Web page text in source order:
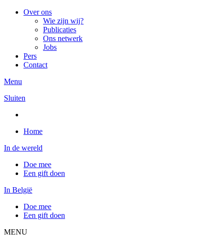
Over ons
Wie zijn wij?
Publicaties
Ons netwerk
Jobs
Pers
Contact
Menu
Sluiten
Home
In de wereld
Doe mee
Een gift doen
In België
Doe mee
Een gift doen
MENU